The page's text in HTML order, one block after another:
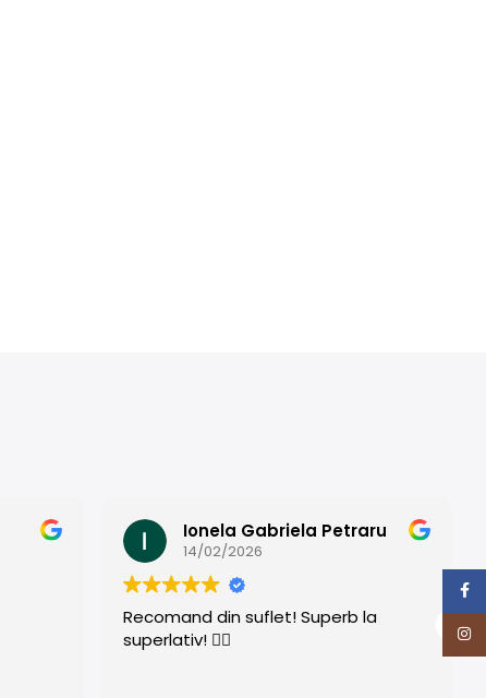
Ionela Gabriela Petraru
14/02/2026
Recomand din suflet! Superb la
superlativ! ❤️‍🔥